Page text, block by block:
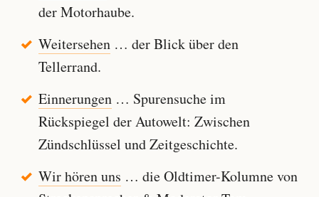
der Motorhaube.
Weitersehen… der Blick über den
Tellerrand.
Einnerungen… Spurensuche im
Rückspiegel der Autowelt: Zwischen
Zündschlüssel und Zeitgeschichte.
Wir hören uns … die Oldtimer-Kolumne von